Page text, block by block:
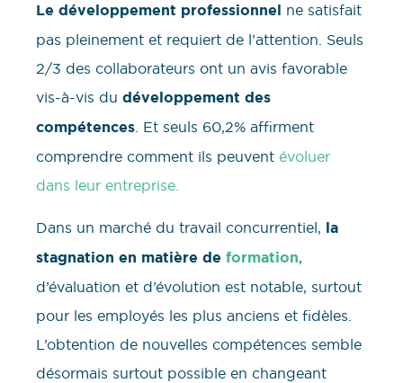
Le développement professionnel ne satisfait
pas pleinement et requiert de l’attention. Seuls
2/3 des collaborateurs ont un avis favorable
vis-à-vis du développement des
compétences. Et seuls 60,2% affirment
comprendre comment ils peuvent évoluer
dans leur entreprise.
Dans un marché du travail concurrentiel, la
stagnation en matière de formation,
d’évaluation et d’évolution est notable, surtout
pour les employés les plus anciens et fidèles.
L’obtention de nouvelles compétences semble
désormais surtout possible en changeant